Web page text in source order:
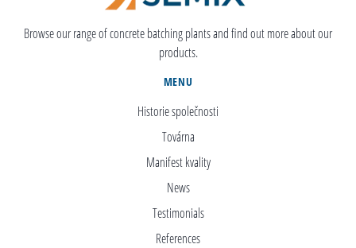
Browse our range of concrete batching plants and find out more about our
products.
MENU
Historie společnosti
Továrna
Manifest kvality
News
Testimonials
References